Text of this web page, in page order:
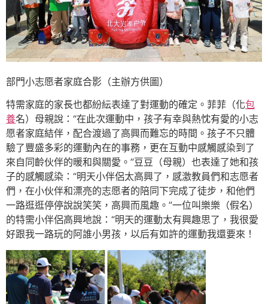
部門小志愿者家庭合影（主辦方供圖）
特需家庭的家長也都紛紜表達了對運動的確定。菲菲（化包
養名）母親說：“在此次運動中，孩子有幸與熱忱有愛的小志
愿者家庭結伴，配合渡過了高興而難忘的時間。孩子不只體
驗了豐盛多彩的運動內在的事務，更在互動中感觸感染到了
來自同齡伙伴的暖和與關愛。”豆豆（母親）也表達了她和孩
子的感觸感染：“明天小伴侶太高興了，感激教員們和志愿者
們，在小伙伴和漂亮的志愿者的陪同下完成了徒步，和他們
一路逛逛停停說說笑笑，高興而風趣。”一位叫樂樂（假名）
的特需小伴侶高興地說：“明天的運動太有興趣思了，我很愛
好跟我一路玩的阿誰小男孩，以后有如許的運動我還要來！